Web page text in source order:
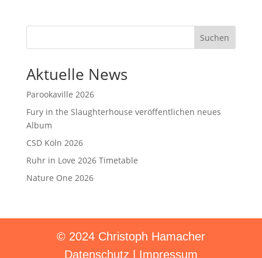
Suchen
Aktuelle News
Parookaville 2026
Fury in the Slaughterhouse veröffentlichen neues
Album
CSD Köln 2026
Ruhr in Love 2026 Timetable
Nature One 2026
© 2024 Christoph Hamacher
Datenschutz
Impressum